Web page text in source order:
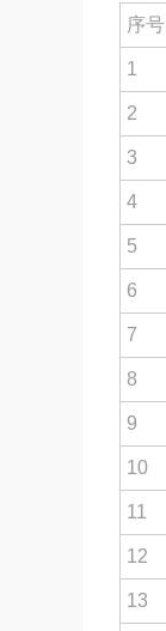
序号
1
2
3
4
5
6
7
8
9
10
11
12
13